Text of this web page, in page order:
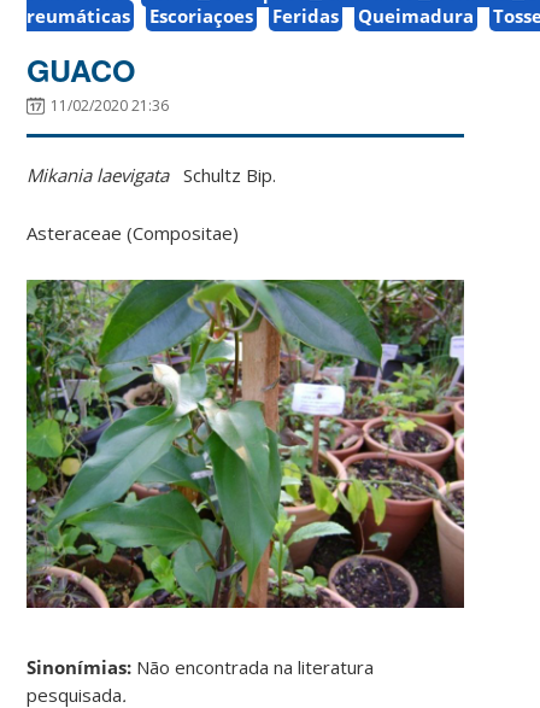
reumáticas
Escoriaçoes Feridas Queimadura
GUACO
11/02/2020 21:36
Mikania laevigataSchultz Bip.
Asteraceae (Compositae)
Sinonímias: Não encontrada na literatura
pesquisada.